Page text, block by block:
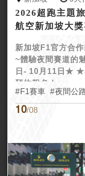
2026超跑主題
航空新加坡大
新加坡F1官方合
~體驗夜間賽道的
日- 10月11日★
預約報名★
F1賽車
夜間公
10/08